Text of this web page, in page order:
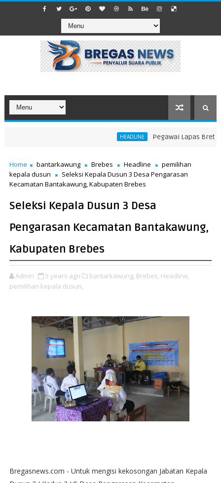
HEADLINE Pegawai Lapas Brebes
Home bantarkawung Brebes Headline
pemilihan
kepala dusun
Seleksi Kepala Dusun 3 Desa Pengarasan
Kecamatan Bantakawung, Kabupaten Brebes
Seleksi Kepala Dusun 3 Desa
Pengarasan Kecamatan Bantakawung,
Kabupaten Brebes
Admin 5 years ago bantarkawung, Brebes, Headline,
pemilihan kepala dusun,
Bregasnews.com - Untuk mengisi kekosongan Jabatan Kepala